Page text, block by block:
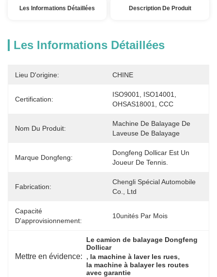
Les Informations Détaillées Description De Produit
Les Informations Détaillées
Lieu D'origine: CHINE
Certification:
ISO9001, ISO14001,
OHSAS18001, CCC
Nom Du Produit:
Machine De Balayage De
Laveuse De Balayage
Marque Dongfeng:
Dongfeng Dollicar Est Un
Joueur De Tennis.
Fabrication:
Chengli Spécial Automobile
Co., Ltd
Capacité
D'approvisionnement:
10unités Par Mois
Mettre en évidence:
Le camion de balayage Dongfeng
Dollicar
, la machine à laver les rues,
la machine à balayer les routes
avec garantie